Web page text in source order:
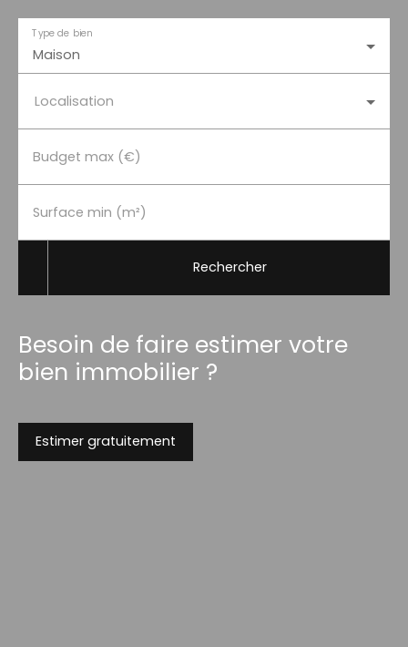
Maison
Type de bien
Localisation
Budget max (€)
Surface min (m²)
Rechercher
Besoin de faire estimer votre
bien immobilier ?
Estimer gratuitement